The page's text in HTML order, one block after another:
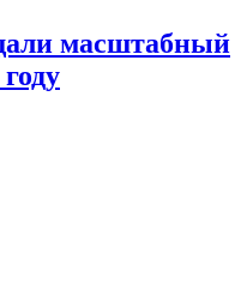
масштабный